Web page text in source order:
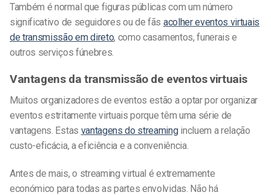
Também é normal que figuras públicas com um número
significativo de seguidores ou de fãs acolher eventos virtuais
de transmissão em direto, como casamentos, funerais e
outros serviços fúnebres.
Vantagens da transmissão de eventos virtuais
Muitos organizadores de eventos estão a optar por organizar
eventos estritamente virtuais porque têm uma série de
vantagens. Estas vantagens do streamingincluem a relação
custo-eficácia, a eficiência e a conveniência.
Antes de mais, o streaming virtual é extremamente
económico para todas as partes envolvidas. Não há